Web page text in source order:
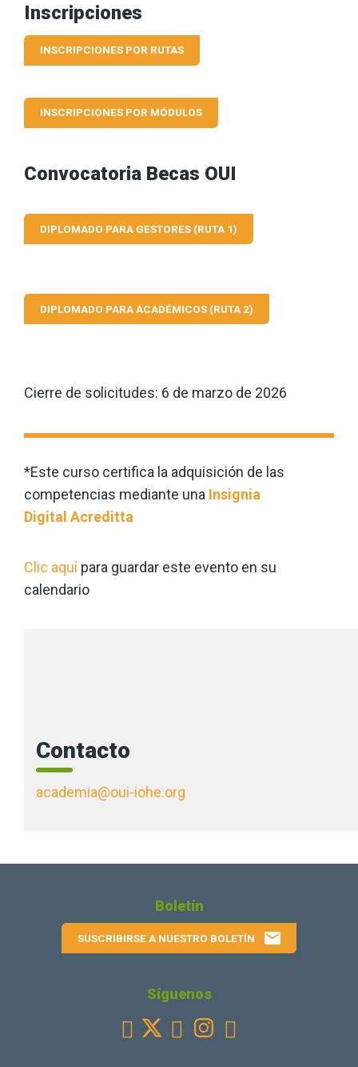
Inscripciones
INSCRIPCIONES POR RUTAS
INSCRIPCIONES POR MÓDULOS
Convocatoria Becas OUI
DIPLOMADO PARA GESTORES (RUTA 1)
DIPLOMADO PARA ACADÉMICOS (RUTA 2)
Cierre de solicitudes: 6 de marzo de 2026
*Este curso certifica la adquisición de las
competencias mediante una Insignia
Digital Acreditta
Clic aquípara guardar este evento en su
calendario
Contacto
academia@oui-iohe.org
Boletín
SUSCRIBIRSE A NUESTRO BOLETÍN email
Síguenos
 Facebook
 YoutubeInstagram
